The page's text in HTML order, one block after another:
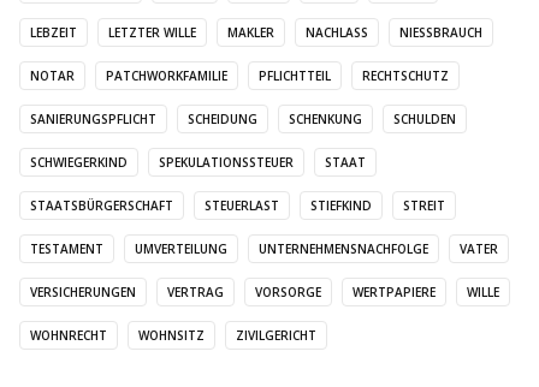
LEBZEIT LETZTER WILLE MAKLER NACHLASS NIESSBRAUCH
NOTAR PATCHWORKFAMILIE PFLICHTTEIL RECHTSCHUTZ
SANIERUNGSPFLICHT SCHEIDUNG SCHENKUNG SCHULDEN
SCHWIEGERKIND SPEKULATIONSSTEUER STAAT
STAATSBÜRGERSCHAFT STEUERLAST STIEFKIND STREIT
TESTAMENT UMVERTEILUNG UNTERNEHMENSNACHFOLGE VATER
VERSICHERUNGEN VERTRAG VORSORGE WERTPAPIERE WILLE
WOHNRECHT WOHNSITZ ZIVILGERICHT